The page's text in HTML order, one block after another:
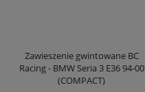
Zawieszenie gwintowane BC
Racing - BMW Seria 3 E36 94-00
(COMPACT)